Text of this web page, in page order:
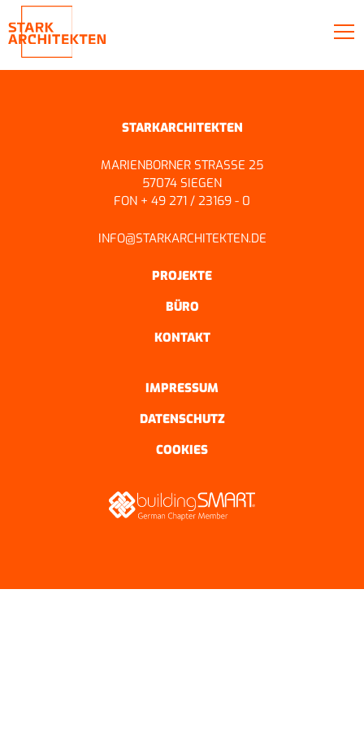
STARKARCHITEKTEN
MARIENBORNER STRASSE 25
57074 SIEGEN
FON + 49 271 / 23169 - 0
INFO@STARKARCHITEKTEN.DE
PROJEKTE
BÜRO
KONTAKT
IMPRESSUM
DATENSCHUTZ
COOKIES